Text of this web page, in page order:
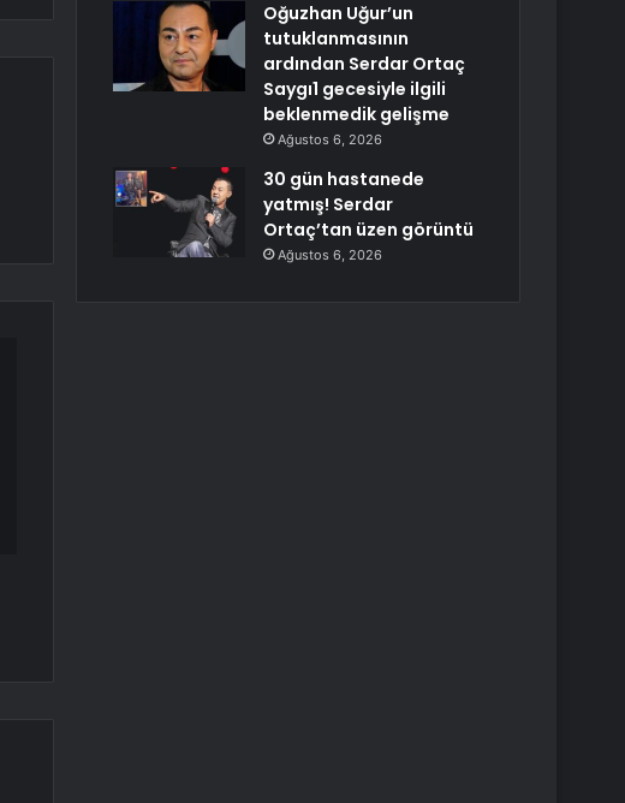
Oğuzhan Uğur’un
tutuklanmasının
ardından Serdar Ortaç
Saygı1 gecesiyle ilgili
beklenmedik gelişme
Ağustos 6, 2026
30 gün hastanede
yatmış! Serdar
Ortaç’tan üzen görüntü
Ağustos 6, 2026